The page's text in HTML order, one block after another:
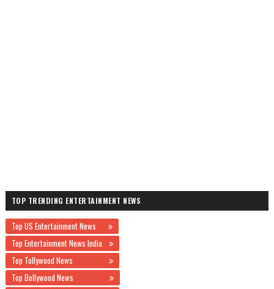
TOP TRENDING ENTERTAINMENT NEWS
Top US Entertainment News
Top Entertainment News India
Top Tollywood News
Top Bollywood News